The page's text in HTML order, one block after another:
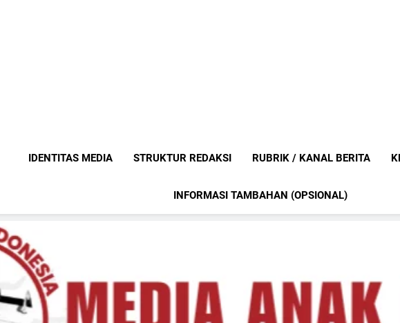
IDENTITAS MEDIA STRUKTUR REDAKSI RUBRIK / KANAL BERITA
INFORMASI TAMBAHAN (OPSIONAL)